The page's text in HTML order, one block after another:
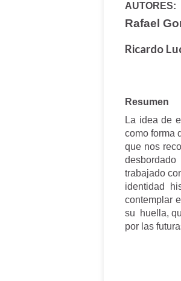
AUTORES:
Rafael
Ricardo
Resumen
La idea de
como forma
que nos
trabajado
identidad
contemplar
su huella,
por las